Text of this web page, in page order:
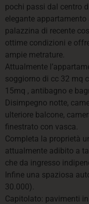
pochi passi dal centro
elegante
palazzina di recente
ottime condizioni e
ampie metrature.
Attualmente
soggiorno di cc 32 mq
15mq , antibagno e
Disimpegno notte,
ulteriore balcone,
finestrato con vasca.
Completa la proprietà
attualmente adibito a
che da ingresso
Infine una spaziosa
30.000).
Capitolato: pavimenti